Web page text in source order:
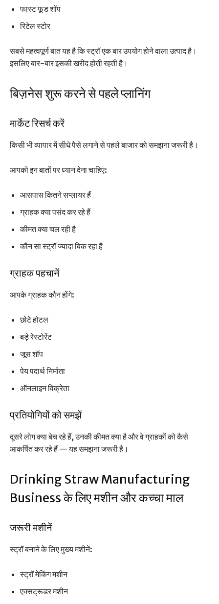
फास्ट फूड शॉप
रिटेल स्टोर
सबसे महत्वपूर्ण बात यह है कि स्ट्रॉ एक बार उपयोग होने वाला उत्पाद है।
इसलिए बार-बार इसकी खरीद होती रहती है।
बिज़नेस शुरू करने से पहले प्लानिंग
मार्केट रिसर्च करें
किसी भी व्यापार में सीधे पैसे लगाने से पहले बाजार को समझना जरूरी है।
आपको इन बातों पर ध्यान देना चाहिए:
आसपास कितने सप्लायर हैं
ग्राहक क्या पसंद कर रहे हैं
कीमत क्या चल रही है
कौन सा स्ट्रॉ ज्यादा बिक रहा है
ग्राहक पहचानें
आपके ग्राहक कौन होंगे:
छोटे होटल
बड़े रेस्टोरेंट
जूस शॉप
पेय पदार्थ निर्माता
ऑनलाइन विक्रेता
प्रतियोगियों को समझें
दूसरे लोग क्या बेच रहे हैं, उनकी कीमत क्या है और वे ग्राहकों को कैसे
आकर्षित कर रहे हैं — यह समझना जरूरी है।
Drinking Straw Manufacturing
Business के लिए मशीन और कच्चा माल
जरूरी मशीनें
स्ट्रॉ बनाने के लिए मुख्य मशीनें:
स्ट्रॉ मेकिंग मशीन
एक्सट्रूडर मशीन